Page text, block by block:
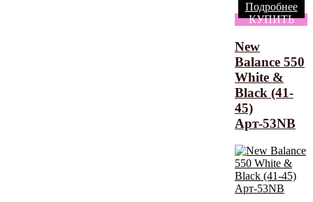
Подробнее
КУПИТЬ
New
Balance 550
White &
Black (41-
45)
Арт-53NB